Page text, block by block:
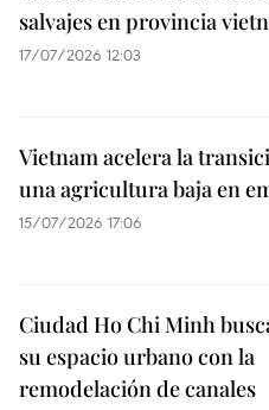
salvajes en provincia
17/07/2026 12:03
Vietnam acelera la
una agricultura baja en
15/07/2026 17:06
Ciudad Ho Chi Minh
su espacio urbano con la
remodelación de canales